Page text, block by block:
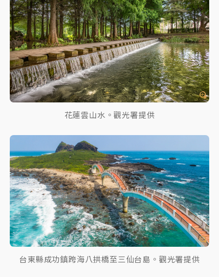
花蓮雲山水。觀光署提供
台東縣成功鎮跨海八拱橋至三仙台島。觀光署提供